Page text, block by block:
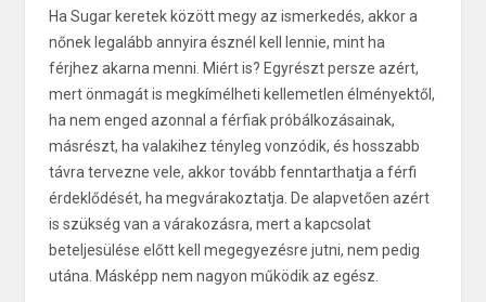
Ha Sugar keretek között megy az ismerkedés, akkor a
nőnek legalább annyira észnél kell lennie, mint ha
férjhez akarna menni. Miért is? Egyrészt persze azért,
mert önmagát is megkímélheti kellemetlen élményektől,
ha nem enged azonnal a férfiak próbálkozásainak,
másrészt, ha valakihez tényleg vonzódik, és hosszabb
távra tervezne vele, akkor tovább fenntarthatja a férfi
érdeklődését, ha megvárakoztatja. De alapvetően azért
is szükség van a várakozásra, mert a kapcsolat
beteljesülése előtt kell megegyezésre jutni, nem pedig
utána. Másképp nem nagyon működik az egész.